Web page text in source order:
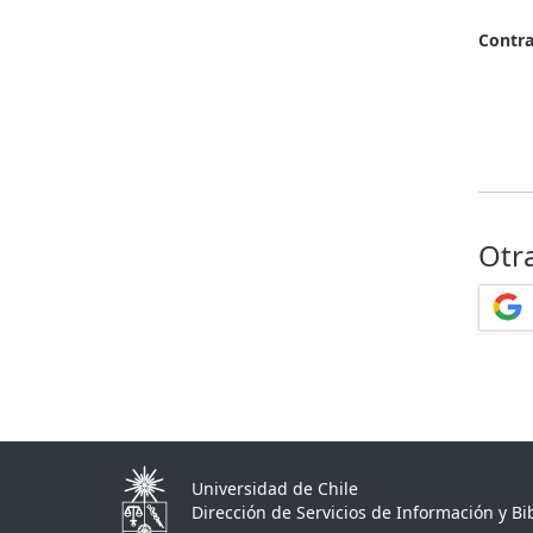
Universidad de Chile
Dirección de Servicios de Información y